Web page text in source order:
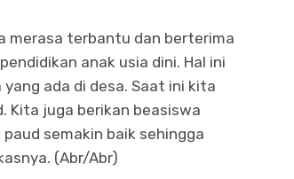
merasa terbantu dan berterima
anak usia dini. Hal ini
ada di desa. Saat ini kita
Kita juga berikan beasiswa
semakin baik sehingga
(Abr/Abr)